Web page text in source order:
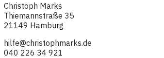
Christoph Marks
Thiemannstraße 35
21149 Hamburg
hilfe@christophmarks.de
040 226 34 921